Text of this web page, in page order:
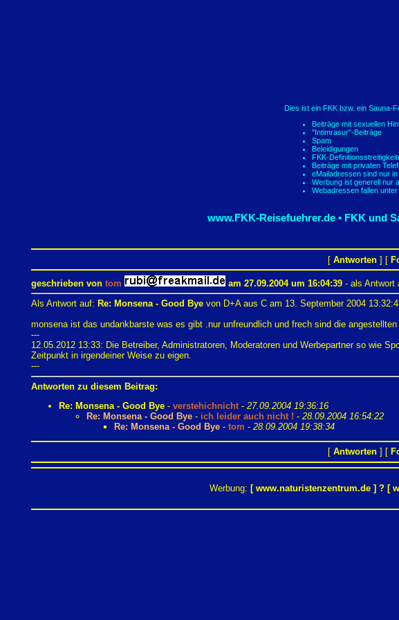
Dies ist ein FKK bzw. ein Sauna-
Beiträge mit sexuellen
"Intimrasur"-Beiträge
Spam
Beleidigungen
FKK-
Beiträge mit privaten
eMailadressen sind nur
Werbung ist generell nur
Webadressen fallen
www.FKK-Reisefuehrer.de • FKK und
[ Antworten] [
geschrieben von tom am 27.09.2004 um 16:04:39- als Antwort
Als Antwort auf: Re: Monsena - Good Byevon D+A aus C am 13. September 2004
monsena ist das undankbarste was es gibt .nur unfreundlich und frech sind die
---
12.05.2012 13:33: Die Betreiber, Administratoren, Moderatoren und Werbepartner so wie
Zeitpunkt in irgendeiner Weise zu eigen.
---
Antworten zu diesem Beitrag:
Re: Monsena - Good Bye- verstehichnicht- 27.09.2004 19:36:16
Re: Monsena - Good Bye- ich leider auch nicht ! - 28.09.2004 16:54:22
Re: Monsena - Good Bye- tom - 28.09.2004 19:38:34
[ Antworten] [
Werbung: [ www.naturistenzentrum.de ] ? [